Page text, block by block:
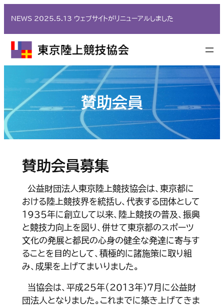
容
を
ス
NEWS 2025.5.13 ウェブサイトがリニューアルしました
賛助会員
賛助会員募集
公益財団法人東京陸上競技協会は、東京都に
おける陸上競技界を統括し、代表する団体として
１９３５年に創立して以来、陸上競技の普及、振興
と競技力向上を図り、併せて東京都のスポーツ
文化の発展と都民の心身の健全な発達に寄与す
ることを目的として、積極的に諸施策に取り組
み、成果を上げてまいりました。
当協会は、平成２５年（２０１３年)７月に公益財
団法人となりました。これまでに築き上げてきま